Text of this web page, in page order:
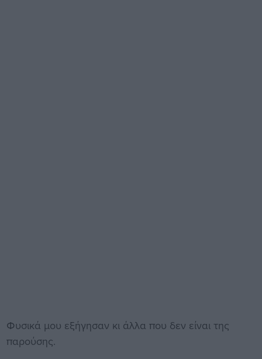
Φυσικά μου εξήγησαν κι άλλα που δεν είναι της
παρούσης.